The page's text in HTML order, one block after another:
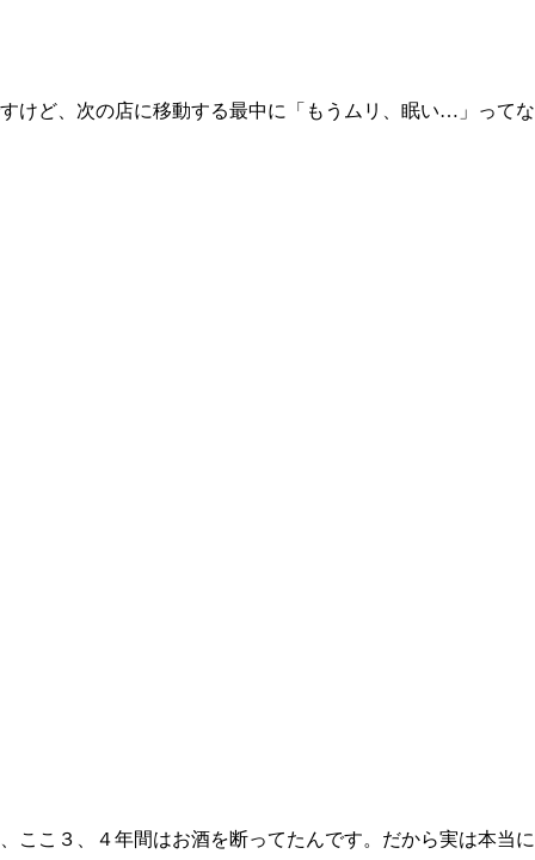
けど、次の店に移動する最中に「もうムリ、眠い…」ってな
こ３、４年間はお酒を断ってたんです。だから実は本当に